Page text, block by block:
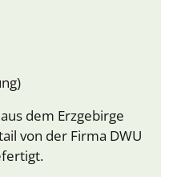
dem Erzgebirge
von der Firma DWU